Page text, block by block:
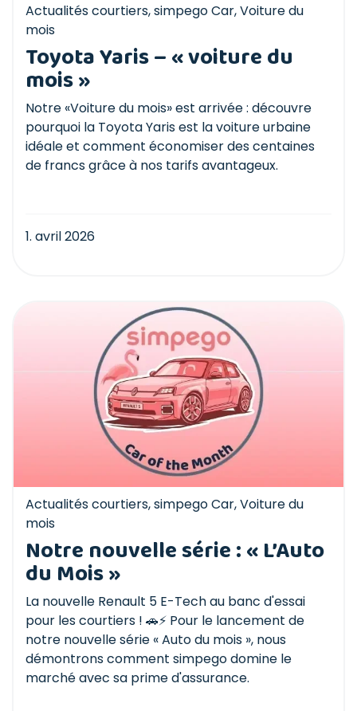
Actualités courtiers,simpego Car,Voiture du
mois
Toyota Yaris – « voiture du
mois »
Notre «Voiture du mois» est arrivée : découvre
pourquoi la Toyota Yaris est la voiture urbaine
idéale et comment économiser des centaines
de francs grâce à nos tarifs avantageux.
1. avril 2026
Actualités courtiers,simpego Car,Voiture du
mois
Notre nouvelle série : « L’Auto
du Mois »
La nouvelle Renault 5 E-Tech au banc d'essai
pour les courtiers ! 🚗⚡️ Pour le lancement de
notre nouvelle série « Auto du mois », nous
démontrons comment simpego domine le
marché avec sa prime d'assurance.